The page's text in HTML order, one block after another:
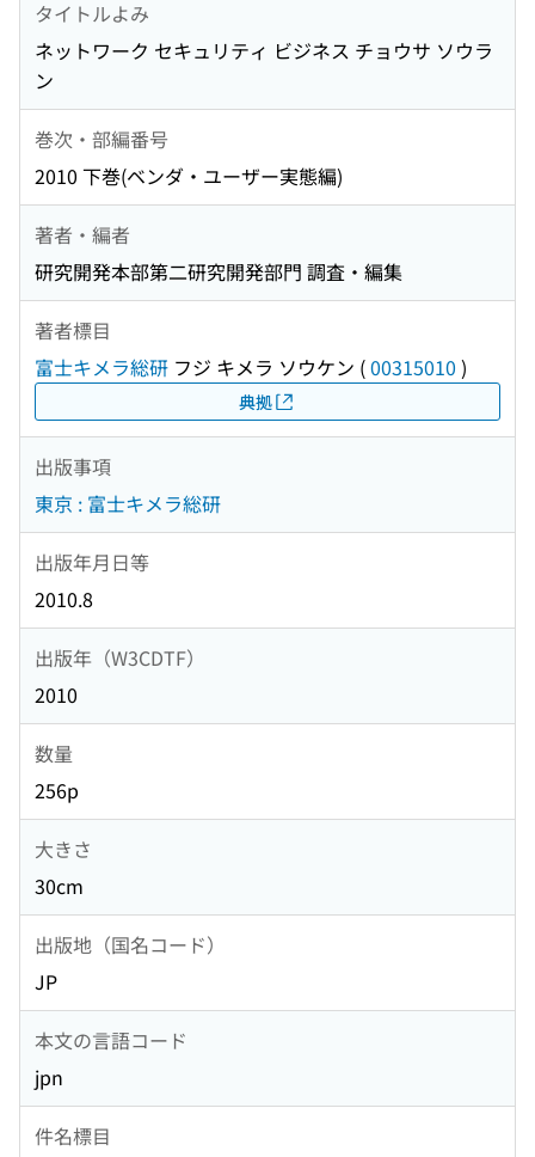
タイトルよみ
ネットワーク セキュリティ ビジネス チョウサ ソウラ
ン
巻次・部編番号
2010 下巻(ベンダ・ユーザー実態編)
著者・編者
研究開発本部第二研究開発部門 調査・編集
著者標目
富士キメラ総研 フジ キメラ ソウケン (00315010 )
典拠
出版事項
東京 : 富士キメラ総研
出版年月日等
2010.8
出版年（W3CDTF）
2010
数量
256p
大きさ
30cm
出版地（国名コード）
JP
本文の言語コード
jpn
件名標目